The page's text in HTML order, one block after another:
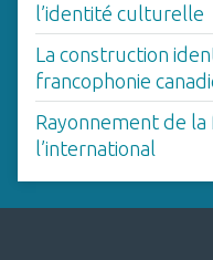
l’identité culturelle
La construction
francophonie
Rayonnement de la
l’international